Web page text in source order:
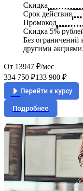
Скидка
Срок действия
Промокод
Скидка 5%
Без ограничений
другими
От 13947 ₽/мес
334 750 ₽133 900 ₽
Перейти к курсу
Подробнее